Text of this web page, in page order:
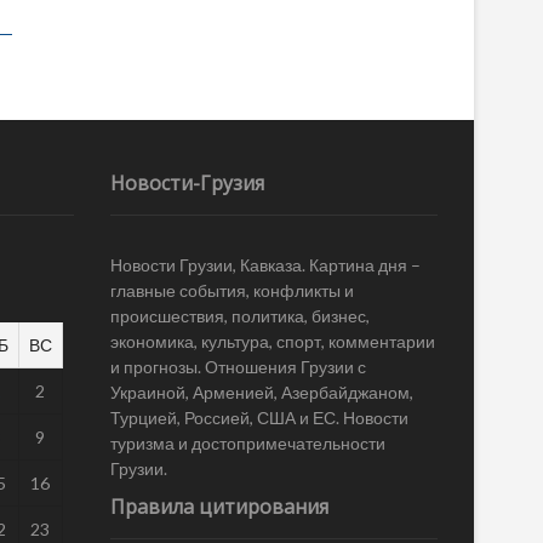
ВС
2
9
16
23
Новости-Грузия
Новости Грузии, Кавказа. Картина дня –
главные события, конфликты и
происшествия, политика, бизнес,
экономика, культура, спорт, комментарии
и прогнозы. Отношения Грузии с
Украиной, Арменией, Азербайджаном,
Турцией, Россией, США и ЕС. Новости
туризма и достопримечательности
Грузии.
Правила цитирования